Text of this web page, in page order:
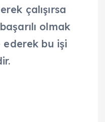
çalışırsa
olmak
ederek bu işi